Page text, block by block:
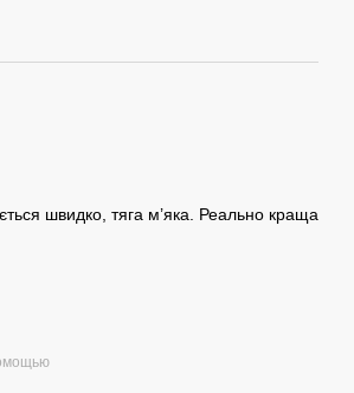
швидко, тяга м’яка. Реально краща